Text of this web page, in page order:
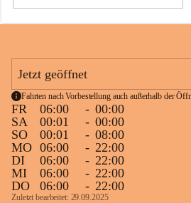
06:00 Uhr sind wir wieder für Euch
da.
Taxi Paier Team
Jetzt geöffnet
Fahrten nach Vorbestellung auch außerhalb der
FR 06:00 - 00:00
SA
00:01 - 00:00
SO
00:01 - 08:00
MO 06:00 - 22:00
DI
06:00 - 22:00
MI
06:00 - 22:00
DO
06:00 - 22:00
Zuletzt bearbeitet: 29.09.2025